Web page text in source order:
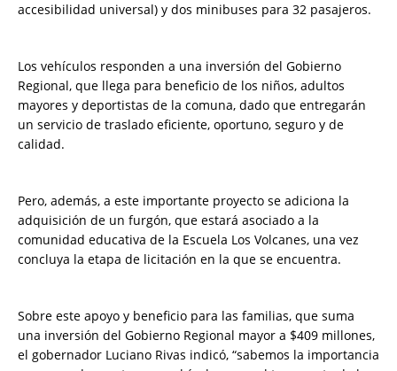
accesibilidad universal) y dos minibuses para 32 pasajeros.
Los vehículos responden a una inversión del Gobierno
Regional, que llega para beneficio de los niños, adultos
mayores y deportistas de la comuna, dado que entregarán
un servicio de traslado eficiente, oportuno, seguro y de
calidad.
Pero, además, a este importante proyecto se adiciona la
adquisición de un furgón, que estará asociado a la
comunidad educativa de la Escuela Los Volcanes, una vez
concluya la etapa de licitación en la que se encuentra.
Sobre este apoyo y beneficio para las familias, que suma
una inversión del Gobierno Regional mayor a $409 millones,
el gobernador Luciano Rivas indicó, “sabemos la importancia